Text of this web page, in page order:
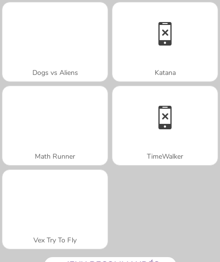
Dogs vs Aliens Katana
Math Runner TimeWalker
Vex Try To Fly